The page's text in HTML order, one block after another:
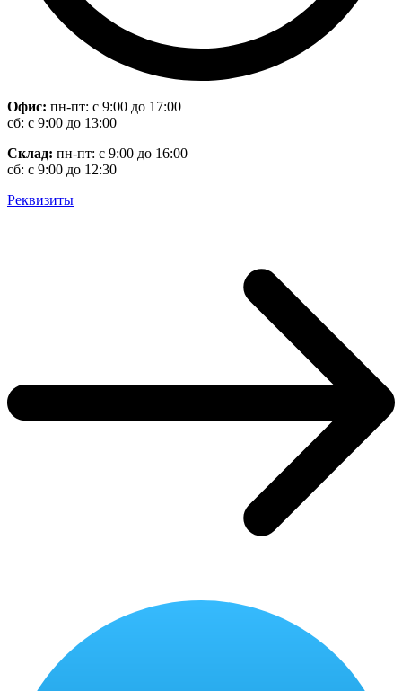
Офис: пн-пт: с 9:00 до 17:00
сб: с 9:00 до 13:00
Склад: пн-пт: с 9:00 до 16:00
сб: с 9:00 до 12:30
Реквизиты